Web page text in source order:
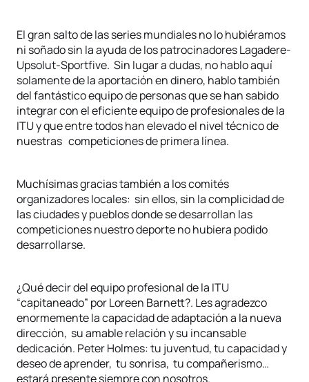
El gran salto de las series mundiales no lo hubiéramos
ni soñado sin la ayuda de los patrocinadores Lagadere-
Upsolut-Sportfive. Sin lugar a dudas, no hablo aquí
solamente de la aportación en dinero, hablo también
del fantástico equipo de personas que se han sabido
integrar con el eficiente equipo de profesionales de la
ITU y que entre todos han elevado el nivel técnico de
nuestras competiciones de primera línea.
Muchísimas gracias también a los comités
organizadores locales: sin ellos, sin la complicidad de
las ciudades y pueblos donde se desarrollan las
competiciones nuestro deporte no hubiera podido
desarrollarse.
¿Qué decir del equipo profesional de la ITU
“capitaneado” por Loreen Barnett?. Les agradezco
enormemente la capacidad de adaptación a la nueva
dirección, su amable relación y su incansable
dedicación. Peter Holmes: tu juventud, tu capacidad y
deseo de aprender, tu sonrisa, tu compañerismo…
estará presente siempre con nosotros.